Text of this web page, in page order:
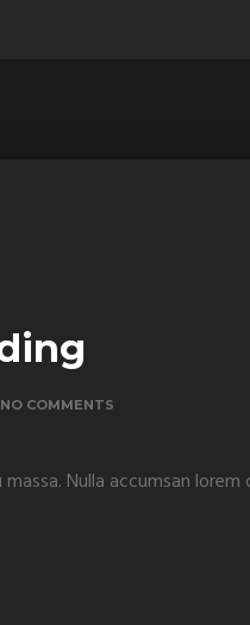
NO COMMENTS
Nulla accumsan